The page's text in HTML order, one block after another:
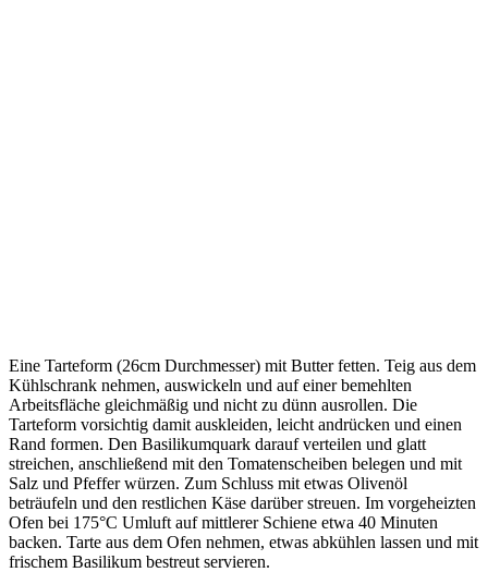
Eine Tarteform (26cm Durchmesser) mit Butter fetten. Teig aus dem
Kühlschrank nehmen, auswickeln und auf einer bemehlten
Arbeitsfläche gleichmäßig und nicht zu dünn ausrollen. Die
Tarteform vorsichtig damit auskleiden, leicht andrücken und einen
Rand formen. Den Basilikumquark darauf verteilen und glatt
streichen, anschließend mit den Tomatenscheiben belegen und mit
Salz und Pfeffer würzen. Zum Schluss mit etwas Olivenöl
beträufeln und den restlichen Käse darüber streuen. Im vorgeheizten
Ofen bei 175°C Umluft auf mittlerer Schiene etwa 40 Minuten
backen. Tarte aus dem Ofen nehmen, etwas abkühlen lassen und mit
frischem Basilikum bestreut servieren.